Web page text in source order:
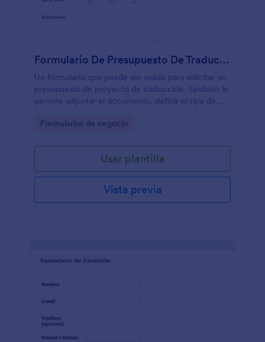
Formulario De Presupuesto De Traducción
Un formulario que puede ser usado para solicitar un
presupuesto de proyecto de traducción. También le
permite adjuntar el documento, definir el tipo de
límites para completarse.
Go to Category:
Formularios de negocio
Usar plantilla
Vista previa